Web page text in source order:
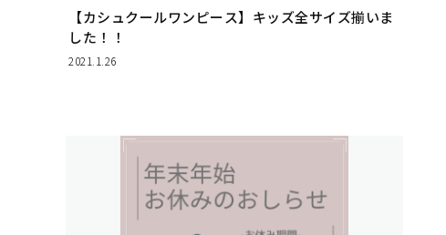
【カシュクールワンピース】キッズ全サイズ揃いま
した！！
2021.1.26